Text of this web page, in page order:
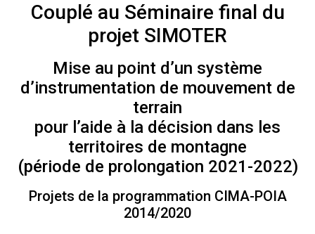
Couplé au Séminaire final du
projet SIMOTER
Mise au point d’un système
d’instrumentation de mouvement de
terrain
pour l’aide à la décision dans les
territoires de montagne
(période de prolongation 2021-2022)
Projets de la programmation CIMA-POIA
2014/2020